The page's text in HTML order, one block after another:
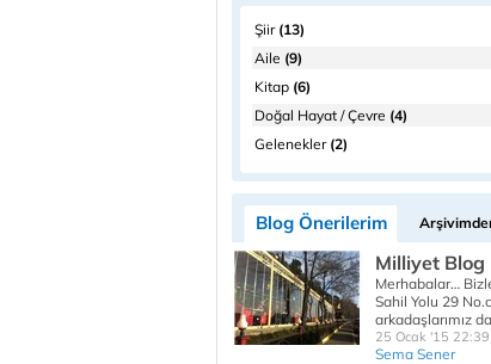
Şiir(13)
Aile (9)
Kitap (6)
Doğal Hayat / Çevre (4)
Gelenekler(2)
Blog Önerilerim
Milliyet Blog
Merhabalar…
Sahil Yolu 29
arkadaşlarımız
25 Ocak '15 22:39
Sema Sener